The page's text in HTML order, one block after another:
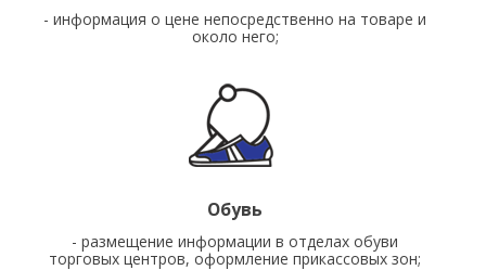
- информация о цене непосредственно на товаре и
около него;
Обувь
- размещение информации в отделах обуви
торговых центров, оформление прикассовых зон;